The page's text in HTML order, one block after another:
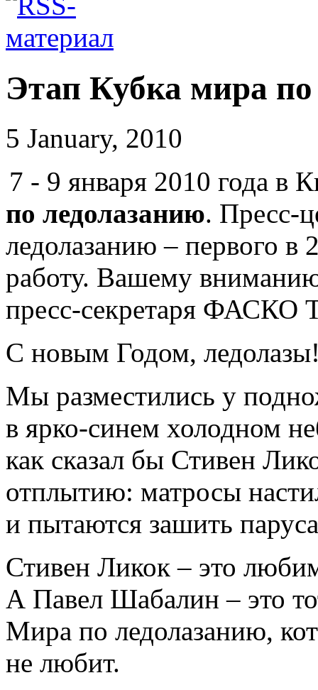
Этап Кубка мира
5 January, 2010
7 - 9 января 2010 года в
по ледолазанию. Пресс-
ледолазанию – первого в
работу. Вашему
пресс-секретаря ФАСКО
С новым Годом,
Мы разместились у
в ярко-синем холодном
как сказал бы Стивен
отплытию: матросы
и пытаются зашить
Стивен Ликок – это
А Павел Шабалин – это
Мира по ледолазанию,
не любит.